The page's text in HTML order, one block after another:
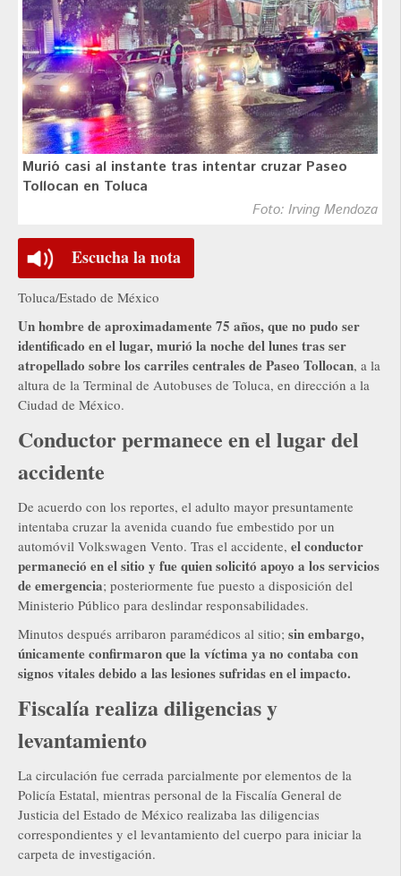
Murió casi al instante tras intentar cruzar Paseo
Tollocan en Toluca
Foto: Irving Mendoza
Escucha la nota
Toluca/Estado de México
Un hombre de aproximadamente 75 años, que no pudo ser
identificado en el lugar, murió la noche del lunes tras ser
atropellado sobre los carriles centrales de Paseo Tollocan, a la
altura de la Terminal de Autobuses de Toluca, en dirección a la
Ciudad de México.
Conductor permanece en el lugar del
accidente
De acuerdo con los reportes, el adulto mayor presuntamente
intentaba cruzar la avenida cuando fue embestido por un
automóvil Volkswagen Vento. Tras el accidente, el conductor
permaneció en el sitio y fue quien solicitó apoyo a los servicios
de emergencia; posteriormente fue puesto a disposición del
Ministerio Público para deslindar responsabilidades.
Minutos después arribaron paramédicos al sitio; sin embargo,
únicamente confirmaron que la víctima ya no contaba con
signos vitales debido a las lesiones sufridas en el impacto.
Fiscalía realiza diligencias y
levantamiento
La circulación fue cerrada parcialmente por elementos de la
Policía Estatal, mientras personal de la Fiscalía General de
Justicia del Estado de México realizaba las diligencias
correspondientes y el levantamiento del cuerpo para iniciar la
carpeta de investigación.